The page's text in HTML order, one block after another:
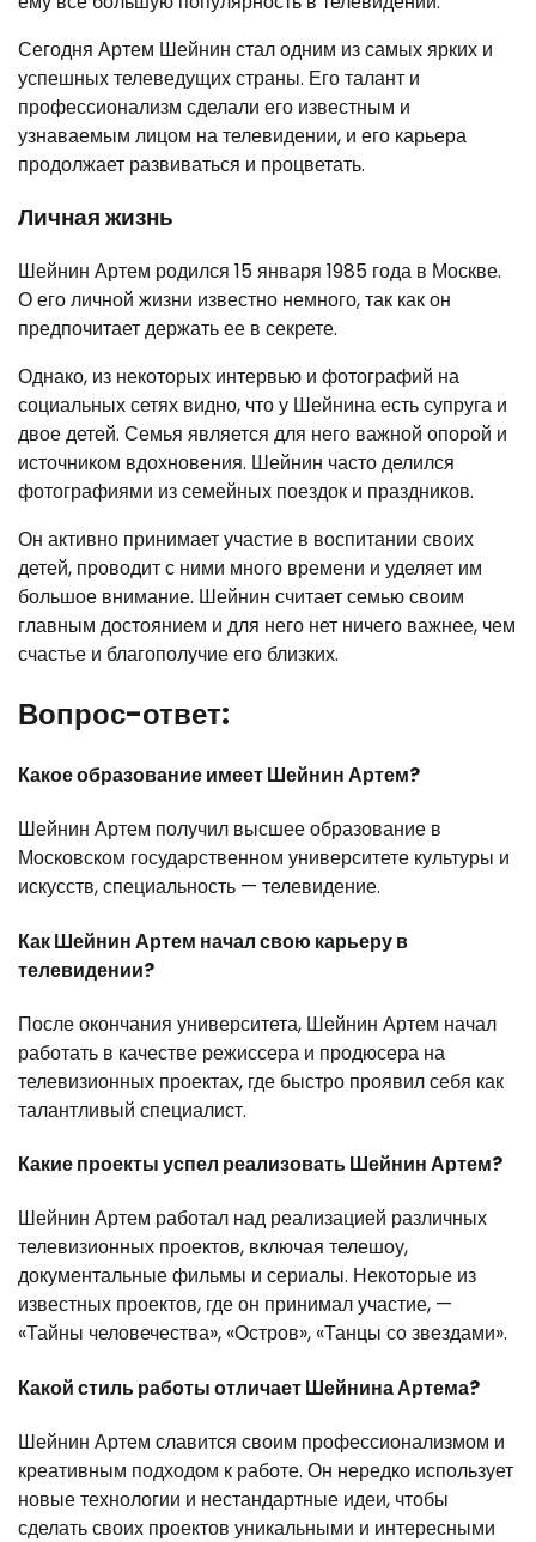
Сегодня Артем Шейнин стал одним из самых ярких и
успешных телеведущих страны. Его талант и
профессионализм сделали его известным и
узнаваемым лицом на телевидении, и его карьера
продолжает развиваться и процветать.
Личная жизнь
Шейнин Артем родился 15 января 1985 года в Москве.
О его личной жизни известно немного, так как он
предпочитает держать ее в секрете.
Однако, из некоторых интервью и фотографий на
социальных сетях видно, что у Шейнина есть супруга и
двое детей. Семья является для него важной опорой и
источником вдохновения. Шейнин часто делился
фотографиями из семейных поездок и праздников.
Он активно принимает участие в воспитании своих
детей, проводит с ними много времени и уделяет им
большое внимание. Шейнин считает семью своим
главным достоянием и для него нет ничего важнее, чем
счастье и благополучие его близких.
Вопрос-ответ:
Какое образование имеет Шейнин Артем?
Шейнин Артем получил высшее образование в
Московском государственном университете культуры и
искусств, специальность — телевидение.
Как Шейнин Артем начал свою карьеру в
телевидении?
После окончания университета, Шейнин Артем начал
работать в качестве режиссера и продюсера на
телевизионных проектах, где быстро проявил себя как
талантливый специалист.
Какие проекты успел реализовать Шейнин Артем?
Шейнин Артем работал над реализацией различных
телевизионных проектов, включая телешоу,
документальные фильмы и сериалы. Некоторые из
известных проектов, где он принимал участие, —
«Тайны человечества», «Остров», «Танцы со звездами».
Какой стиль работы отличает Шейнина Артема?
Шейнин Артем славится своим профессионализмом и
креативным подходом к работе. Он нередко использует
новые технологии и нестандартные идеи, чтобы
сделать своих проектов уникальными и интересными